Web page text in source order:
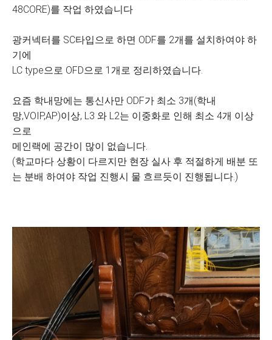
48CORE)를 작업 하였습니다
광커넥터를 SC타입으로 하면 ODF를 2개를 설치하여야 하
기에
LC type으로 OFD으로 1개로 정리하였습니다.
요즘 학내망에는 통신사만 ODF가 최소 3개(학내
망,VOIP,AP)이상, L3 와 L2는 이중화로 인해 최소 4개 이상
으로
메인랙에 공간이 많이 없습니다.
(학교마다 상황이 다르지만 현장 실사 후 적절하게 배분 또
는 분배 하여야 작업 진행시 물 흐르듯이 진행됩니다.)